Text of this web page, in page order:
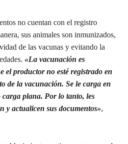
no cuentan con el registro
sus animales son inmunizados,
de las vacunas y evitando la
«La vacunación es
el productor no esté registrado en
de la vacunación. Se le carga en
plana. Por lo tanto, les
y actualicen sus documentos»,